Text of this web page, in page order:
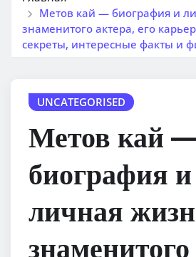
Метов кай — биография и
знаменитого актера, его
секреты, интересные факты и
UNCATEGORISED
Метов кай —
биография и
личная
знаменитого